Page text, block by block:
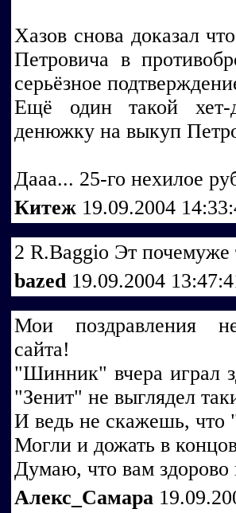
Хазов снова доказал
Петровича в
серьёзное
Ещё один такой хет-
денюжку на выкуп
Дааа... 25-го нехилое
Китеж 19.09.2004
2 R.Baggio Эт
bazed 19.09.2004
Мои поздравления
сайта!
"Шинник" вчера играл
"Зенит" не выглядел
И ведь не скажешь, что
Могли и дожать в
Думаю, что вам
Алекс_Самара